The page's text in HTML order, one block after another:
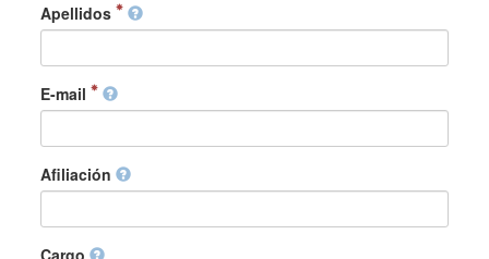
Apellidos
E-mail
Afiliación
Cargo